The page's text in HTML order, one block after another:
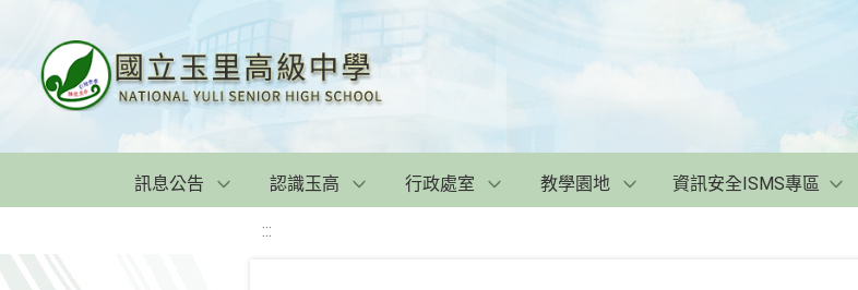
訊息公告 認識玉高 行政處室 教學園地 資訊安全ISMS專區
:::